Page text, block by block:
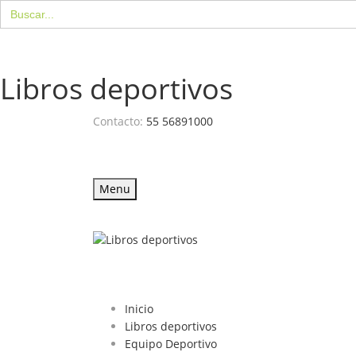
Buscar:
Libros deportivos
Contacto: 55 56891000
Menu
Inicio
Libros deportivos
Equipo Deportivo